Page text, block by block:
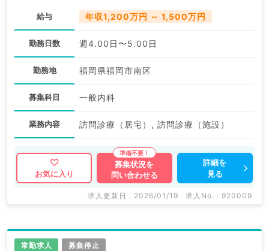
給与 年収1,200万円 ～ 1,500万円
勤務日数 週4.00日〜5.00日
勤務地 福岡県福岡市南区
募集科目 一般内科
業務内容 訪問診療（居宅）, 訪問診療（施設）
お気に入り
募集状況を
問い合わせる
詳細を
見る
求人更新日 : 2026/01/19 求人No. : 920009
常勤求人 募集停止